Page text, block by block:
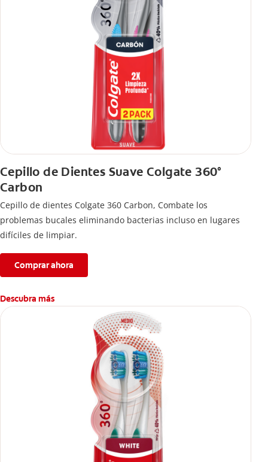
Cepillo de Dientes Suave Colgate 360°
Carbon
Cepillo de dientes Colgate 360 ​​Carbon, Combate los
problemas bucales eliminando bacterias incluso en lugares
difíciles de limpiar.
Comprar ahora
Descubra más